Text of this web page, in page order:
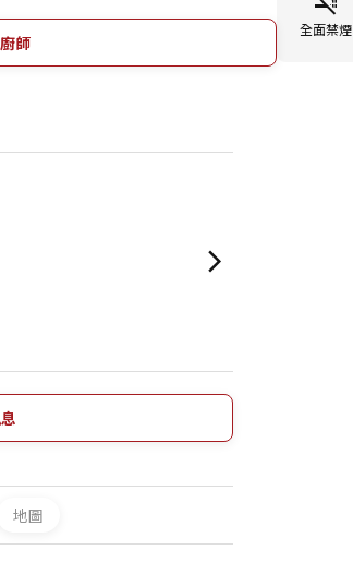
時段也很推薦。
師
全面禁煙
地圖